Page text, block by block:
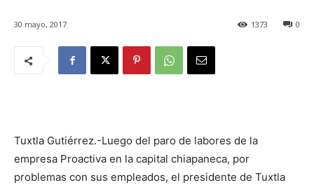
30 mayo, 2017 0
1373
Tuxtla Gutiérrez.-Luego del paro de labores de la
empresa Proactiva en la capital chiapaneca, por
problemas con sus empleados, el presidente de Tuxtla